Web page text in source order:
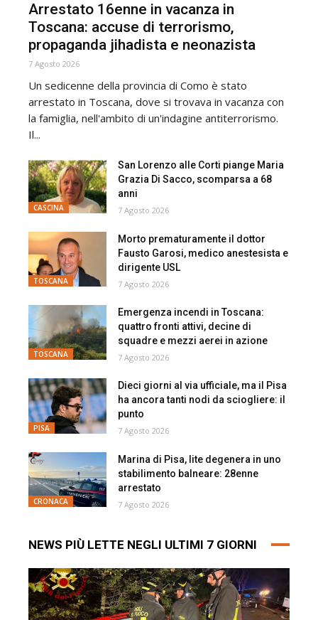
Arrestato 16enne in vacanza in
Toscana: accuse di terrorismo,
propaganda jihadista e neonazista
7 Agosto 2026
Un sedicenne della provincia di Como è stato
arrestato in Toscana, dove si trovava in vacanza con
la famiglia, nell'ambito di un'indagine antiterrorismo.
Il...
CASCINA
San Lorenzo alle Corti piange Maria
Grazia Di Sacco, scomparsa a 68
anni
7 Agosto 2026
TOSCANA
Morto prematuramente il dottor
Fausto Garosi, medico anestesista e
dirigente USL
7 Agosto 2026
TOSCANA
Emergenza incendi in Toscana:
quattro fronti attivi, decine di
squadre e mezzi aerei in azione
7 Agosto 2026
PISA
Dieci giorni al via ufficiale, ma il Pisa
ha ancora tanti nodi da sciogliere: il
punto
7 Agosto 2026
CRONACA
Marina di Pisa, lite degenera in uno
stabilimento balneare: 28enne
arrestato
7 Agosto 2026
NEWS PIÙ LETTE NEGLI ULTIMI 7 GIORNI